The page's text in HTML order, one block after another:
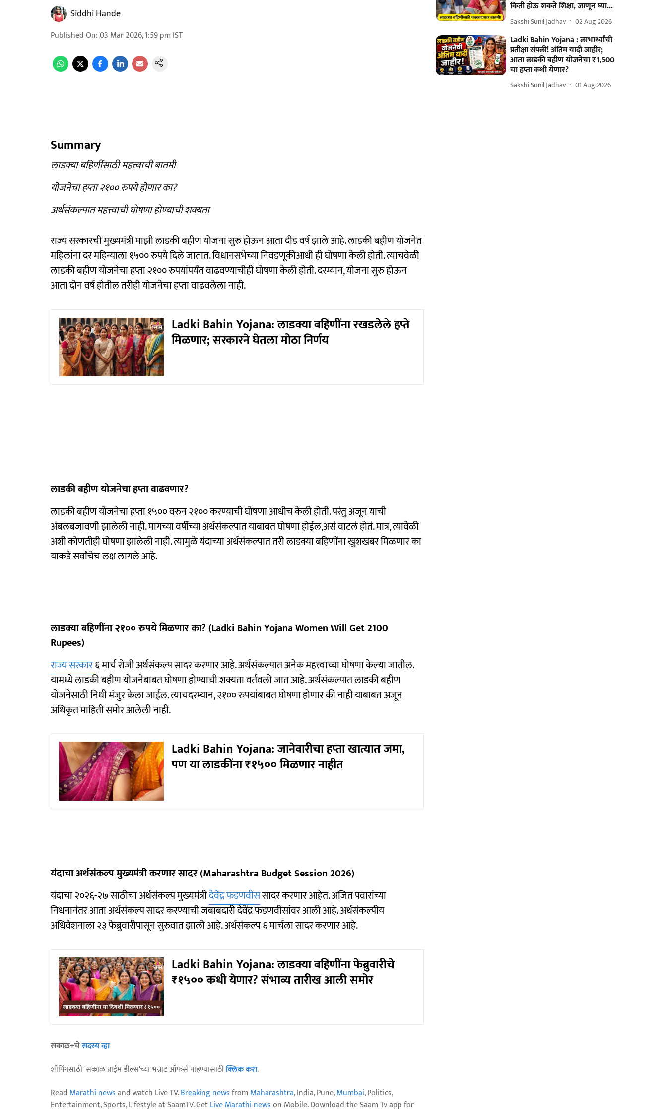
Siddhi Hande
Published On:03 Mar 2026, 1:59 pm IST
Summary
लाडक्या बहिणींसाठी महत्त्वाची बातमी
योजनेचा हप्ता २१०० रुपये होणार का?
अर्थसंकल्पात महत्त्वाची घोषणा होण्याची शक्यता
राज्य सरकारची मुख्यमंत्री माझी लाडकी बहीण योजना सुरु होऊन आता दीड वर्ष झाले आहे. लाडकी बहीण योजनेत
महिलांना दर महिन्याला १५०० रुपये दिले जातात. विधानसभेच्या निवडणूकीआधी ही घोषणा केली होती. त्याचवेळी
लाडकी बहीण योजनेचा हप्ता २१०० रुपयांपर्यंत वाढवण्याचीही घोषणा केली होती. दरम्यान, योजना सुरु होऊन
आता दोन वर्ष होतील तरीही योजनेचा हप्ता वाढवलेला नाही.
Ladki Bahin Yojana: लाडक्या बहिणींना रखडलेले हप्ते
मिळणार; सरकारने घेतला मोठा निर्णय
लाडकी बहीण योजनेचा हप्ता वाढवणार?
लाडकी बहीण योजनेचा हप्ता १५०० वरुन २१०० करण्याची घोषणा आधीच केली होती. परंतु अजून याची
अंबलबजावणी झालेली नाही. मागच्या वर्षीच्या अर्थसंकल्पात याबाबत घोषणा होईल,असं वाटलं होतं. मात्र, त्यावेळी
अशी कोणतीही घोषणा झालेली नाही. त्यामुळे यंदाच्या अर्थसंकल्पात तरी लाडक्या बहि‍णींना खुशखबर मिळणार का
याकडे सर्वांचेच लक्ष लागले आहे.
लाडक्या बहिणींना २१०० रुपये मिळणार का? (Ladki Bahin Yojana Women Will Get 2100
Rupees)
राज्य सरकार६ मार्च रोजी अर्थसंकल्प सादर करणार आहे. अर्थसंकल्पात अनेक महत्त्वाच्या घोषणा केल्या जातील.
यामध्ये लाडकी बहीण योजनेबाबत घोषणा होण्याची शक्यता वर्तवली जात आहे. अर्थसंकल्पात लाडकी बहीण
योजनेसाठी निधी मंजुर केला जाईल. त्याचदरम्यान, २१०० रुपयांबाबत घोषणा होणार की नाही याबाबत अजून
अधिकृत माहिती समोर आलेली नाही.
Ladki Bahin Yojana: जानेवारीचा हप्ता खात्यात जमा,
पण या लाडकींना ₹१५०० मिळणार नाहीत
यंदाचा अर्थसंकल्प मुख्यमंत्री करणार सादर (Maharashtra Budget Session 2026)
यंदाचा २०२६-२७ साठीचा अर्थसंकल्प मुख्यमंत्रीदेवेंद्र फडणवीससादर करणार आहेत. अजित पवारांच्या
निधनानंतर आता अर्थसंकल्प सादर करण्याची जबाबदारी देवेंद्र फडणवीसांवर आली आहे. अर्थसंकल्पीय
अधिवेशनाला २३ फेब्रुवारीपासून सुरुवात झाली आहे. अर्थसंकल्प ६ मार्चला सादर करणार आहे.
Ladki Bahin Yojana: लाडक्या बहि‍णींना फेब्रुवारीचे
₹१५०० कधी येणार? संभाव्य तारीख आली समोर
सकाळ+चेसदस्य व्हा
शॉपिंगसाठी 'सकाळ प्राईम डील्स'च्या भन्नाट ऑफर्स पाहण्यासाठीक्लिक करा.
Read Marathi newsand watch Live TV.Breaking newsfrom Maharashtra, India, Pune,Mumbai, Politics,
Entertainment, Sports, Lifestyle at SaamTV. GetLive Marathi newson Mobile. Download the Saam Tv app for
किती होऊ शकते शिक्षा, जाणून घ्या...
Sakshi Sunil Jadhav 02 Aug 2026
Ladki Bahin Yojana : लाभार्थ्यांची
प्रतीक्षा संपली! अंतिम यादी जाहीर;
आता लाडकी बहीण योजनेचा ₹1,500
चा हप्ता कधी येणार?
Sakshi Sunil Jadhav 01 Aug 2026